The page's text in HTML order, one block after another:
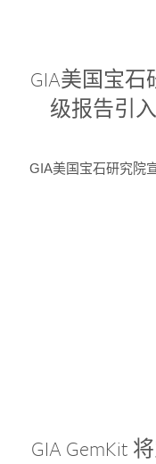
GIA美国宝
级报告引
GIA美国宝石研究院
GIA GemKit